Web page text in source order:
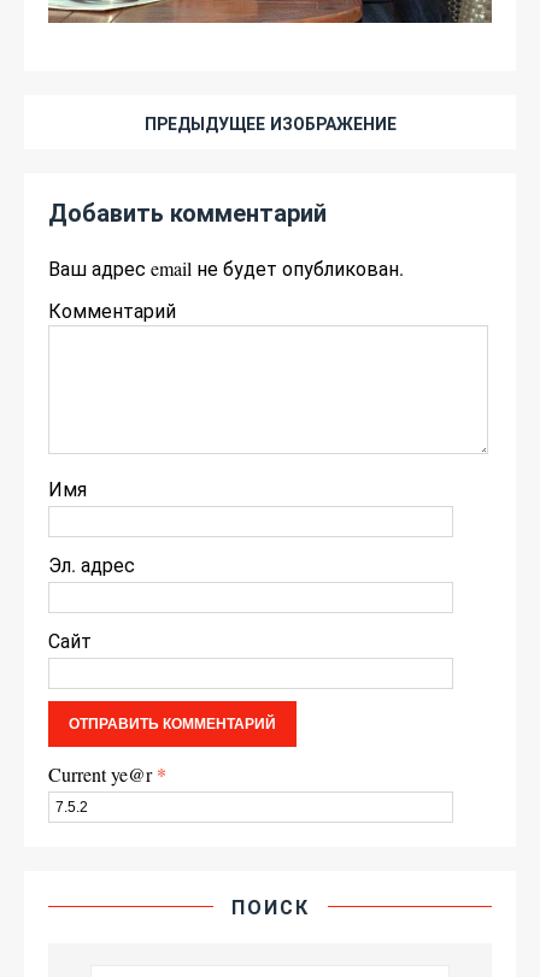
ПРЕДЫДУЩЕЕ ИЗОБРАЖЕНИЕ
Добавить комментарий
Ваш адрес email не будет опубликован.
Комментарий
Имя
Эл. адрес
Сайт
Current ye@r*
ПОИСК